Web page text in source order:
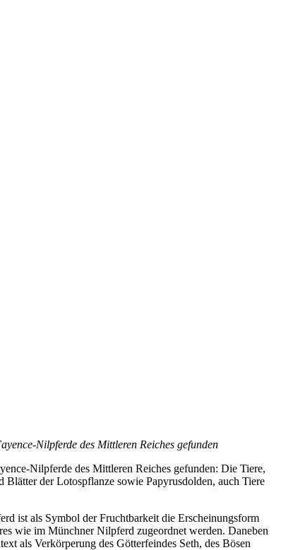
Nilpferde des Mittleren Reiches gefunden
Nilpferde des Mittleren Reiches gefunden: Die Tiere,
der Lotospflanze sowie Papyrusdolden, auch Tiere
ist als Symbol der Fruchtbarkeit die Erscheinungsform
wie im Münchner Nilpferd zugeordnet werden. Daneben
als Verkörperung des Götterfeindes Seth, des Bösen